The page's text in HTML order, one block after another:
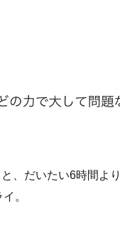
、だいたい6時間よ
。